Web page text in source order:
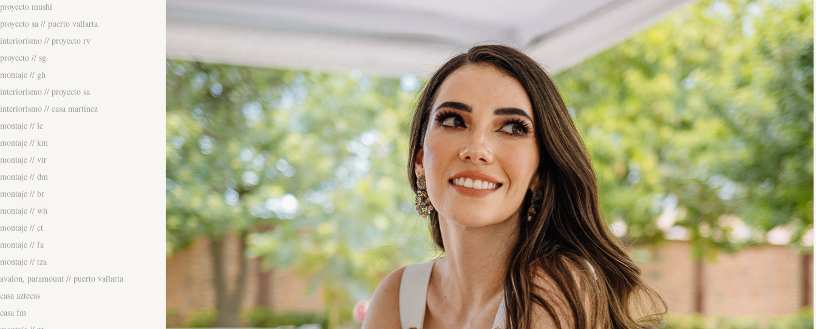
proyecto mushi
proyecto sa // puerto vallarta
interiorismo // proyecto rv
proyecto // sg
montaje // gh
interiorismo // proyecto sa
interiorismo // casa martínez
montaje // le
montaje // km
montaje // vtr
montaje // dm
montaje // br
montaje // wh
montaje // ct
montaje // fa
montaje // tza
avalon, paramount // puerto vallarta
casa aztecas
casa fm